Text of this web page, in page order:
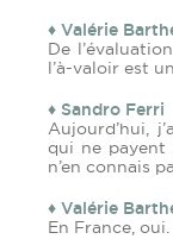
♦ Valérie
De
l’à-valoir est
♦ Sandro Ferri
Aujourd’hui,
qui ne payent
n’en connais
♦ Valérie
En France, oui.